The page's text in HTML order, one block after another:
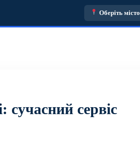
Оберіть місто
сучасний сервіс